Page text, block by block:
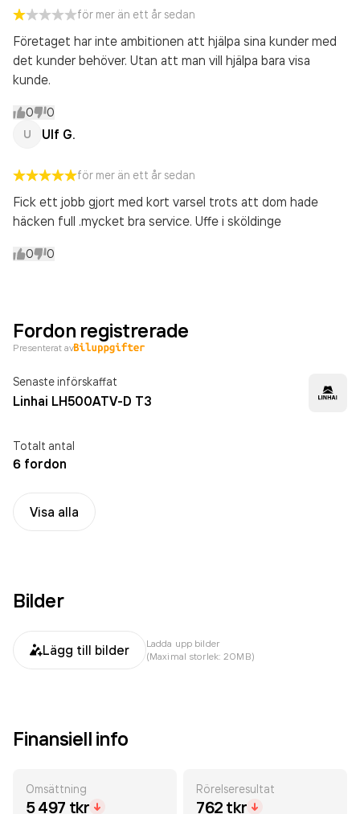
för mer än ett år sedan
Företaget har inte ambitionen att hjälpa sina kunder med
det kunder behöver. Utan att man vill hjälpa bara visa
kunde.
0 0
U Ulf G.
för mer än ett år sedan
Fick ett jobb gjort med kort varsel trots att dom hade
häcken full .mycket bra service. Uffe i sköldinge
0 0
Fordon registrerade
Presenterat av
Senaste införskaffat
Linhai LH500ATV-D T3
Totalt antal
6 fordon
Visa alla
Bilder
Lägg till bilder
Ladda upp bilder
(Maximal storlek: 20MB)
Finansiell info
Omsättning
5 497 tkr
Rörelseresultat
762 tkr